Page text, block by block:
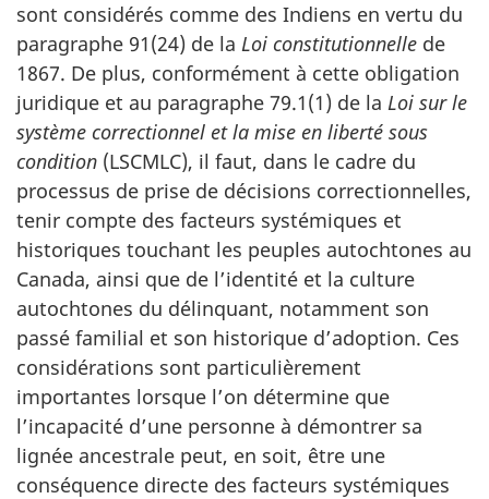
sont considérés comme des Indiens en vertu du
paragraphe 91(24) de la Loi constitutionnelle de
1867. De plus, conformément à cette obligation
juridique et au paragraphe 79.1(1) de la Loi sur le
système correctionnel et la mise en liberté sous
condition (LSCMLC), il faut, dans le cadre du
processus de prise de décisions correctionnelles,
tenir compte des facteurs systémiques et
historiques touchant les peuples autochtones au
Canada, ainsi que de l’identité et la culture
autochtones du délinquant, notamment son
passé familial et son historique d’adoption. Ces
considérations sont particulièrement
importantes lorsque l’on détermine que
l’incapacité d’une personne à démontrer sa
lignée ancestrale peut, en soit, être une
conséquence directe des facteurs systémiques